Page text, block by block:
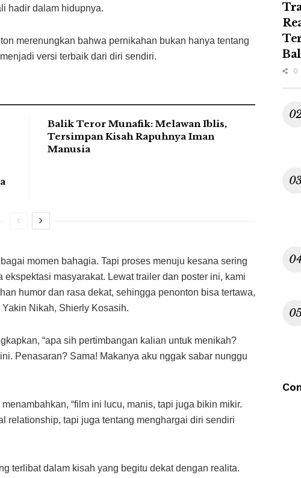
hadir dalam hidupnya.
merenungkan bahwa pernikahan bukan hanya tentang
versi terbaik dari diri sendiri.
Balik Teror Munafik: Melawan Iblis,
Tersimpan Kisah Rapuhnya Iman
Manusia
momen bahagia. Tapi proses menuju kesana sering
masyarakat. Lewat trailer dan poster ini, kami
humor dan rasa dekat, sehingga penonton bisa tertawa,
Nikah, Shierly Kosasih.
“apa sih pertimbangan kalian untuk menikah?
Penasaran? Sama! Makanya aku nggak sabar nunggu
“film ini lucu, manis, tapi juga bikin mikir.
relationship, tapi juga tentang menghargai diri sendiri
terlibat dalam kisah yang begitu dekat dengan realita.
0